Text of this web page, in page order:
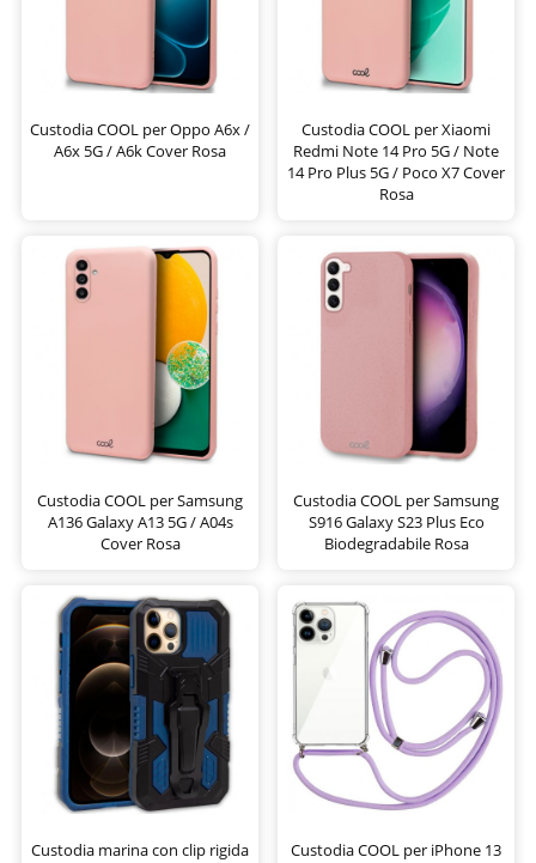
Custodia COOL per Oppo A6x /
A6x 5G / A6k Cover Rosa
Custodia COOL per Xiaomi
Redmi Note 14 Pro 5G / Note
14 Pro Plus 5G / Poco X7 Cover
Rosa
Custodia COOL per Samsung
A136 Galaxy A13 5G / A04s
Cover Rosa
Custodia COOL per Samsung
S916 Galaxy S23 Plus Eco
Biodegradabile Rosa
Custodia marina con clip rigida
Custodia COOL per iPhone 13